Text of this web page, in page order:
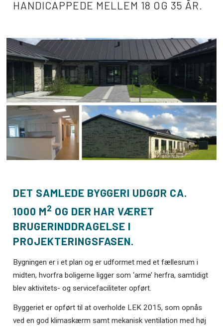
HANDICAPPEDE MELLEM 18 OG 35 ÅR.
DET SAMLEDE BYGGERI UDGØR CA.
1000 M2 OG DER HAR VÆRET
BRUGERINDDRAGELSE I
PROJEKTERINGSFASEN.
Bygningen er i et plan og er udformet med et fællesrum i
midten, hvorfra boligerne ligger som ‘arme’ herfra, samtidigt
blev aktivitets- og servicefaciliteter opført.
Byggeriet er opført til at overholde LEK 2015, som opnås
ved en god klimaskærm samt mekanisk ventilation med høj